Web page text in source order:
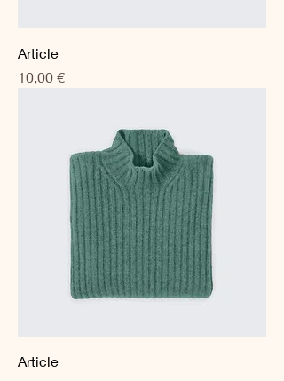
Article
Prix
10,00 €
Article